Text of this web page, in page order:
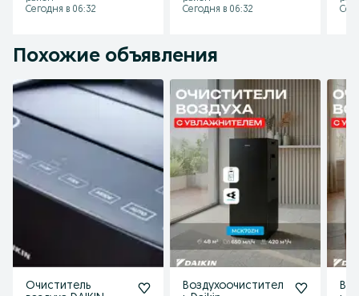
Сегодня в 06:32
Сегодня в 06:32
Похожие объявления
Очиститель
Воздухоочистител